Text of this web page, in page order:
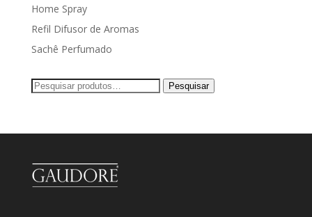
Home Spray
Refil Difusor de Aromas
Sachê Perfumado
Pesquisar
Pesquisar